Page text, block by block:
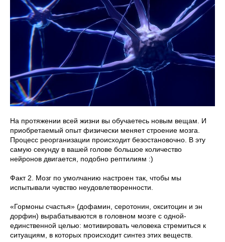
На протяжении всей жизни вы обучаетесь новым вещам. И
приобретаемый опыт физически меняет строение мозга.
Процесс реорганизации происходит безостановочно. В эту
самую секунду в вашей голове большое количество
нейронов двигается, подобно рептилиям :)
Факт 2. Мозг по умолчанию настроен так, чтобы мы
испытывали чувство неудовлетворенности.
«Гормоны счастья» (дофамин, серотонин, окситоцин и эн
дорфин) вырабатываются в головном мозге с одной-
единственной целью: мотивировать человека стремиться к
ситуациям, в которых происходит синтез этих веществ.